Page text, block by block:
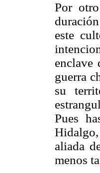
Por
este
enclave
guerra
su
Pues
aliada
menos